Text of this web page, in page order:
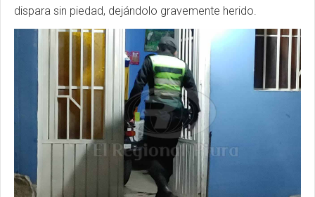
dispara sin piedad, dejándolo gravemente herido.